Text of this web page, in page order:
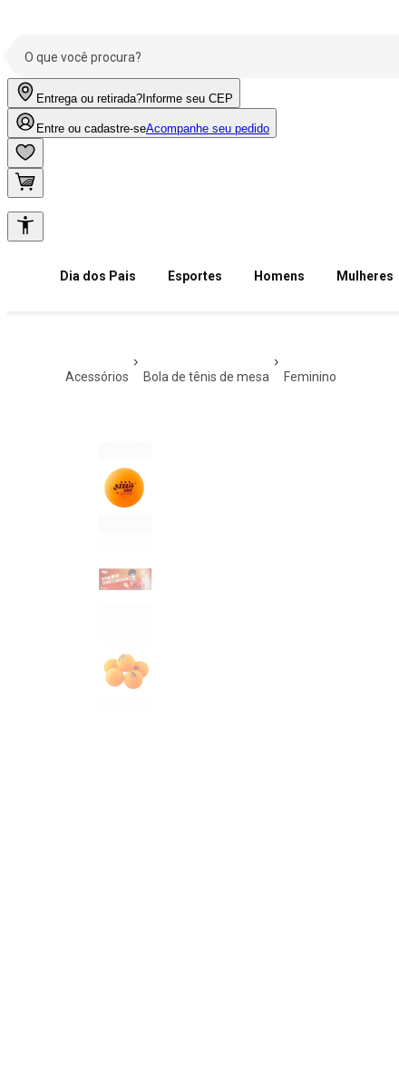
Entrega ou retirada? Informe seu CEP
Entre ou cadastre-seAcompanhe seu pedido
Dia dos Pais Esportes Homens Mulheres
acessórios bola de tênis de mesa feminino